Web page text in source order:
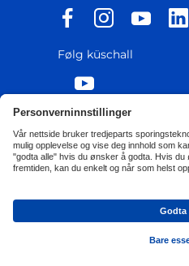
Personvernerklæring
Transparency Report
Følg küschall